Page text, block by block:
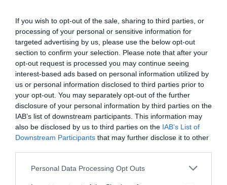
If you wish to opt-out of the sale, sharing to third parties, or
processing of your personal or sensitive information for
targeted advertising by us, please use the below opt-out
section to confirm your selection. Please note that after your
opt-out request is processed you may continue seeing
interest-based ads based on personal information utilized by
us or personal information disclosed to third parties prior to
your opt-out. You may separately opt-out of the further
disclosure of your personal information by third parties on the
IAB’s list of downstream participants. This information may
also be disclosed by us to third parties on the IAB’s List of
Downstream Participants that may further disclose it to other
Personal Data Processing Opt Outs
0.0
0% zákazníkov odporúča produkt